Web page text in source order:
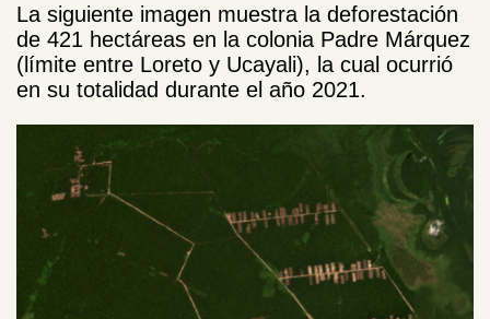
La siguiente imagen muestra la deforestación
de 421 hectáreas en la colonia Padre Márquez
(límite entre Loreto y Ucayali), la cual ocurrió
en su totalidad durante el año 2021.